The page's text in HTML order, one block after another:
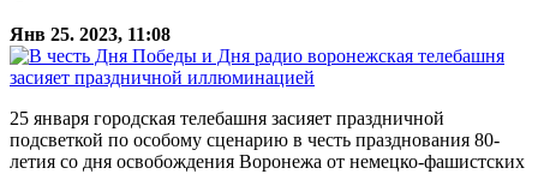
Янв 25. 2023, 11:08
25 января городская телебашня засияет праздничной
подсветкой по особому сценарию в честь празднования 80-
летия со дня освобождения Воронежа от немецко-фашистских